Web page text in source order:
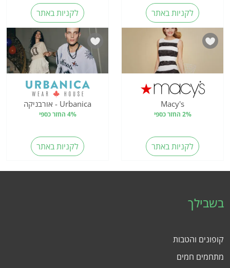
לקניות באתר לקניות באתר
Macy's
2% החזר כספי
לקניות באתר
Urbanica - אורבניקה
4% החזר כספי
לקניות באתר
בשבילך
קופונים והטבות
מתחמים חמים